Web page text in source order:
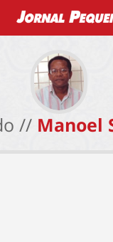
// Manoel